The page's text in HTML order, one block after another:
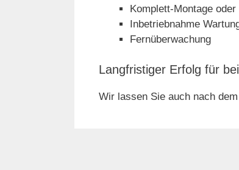
Komplett-Montage
Inbetriebnahme
Fernüberwachung
Langfristiger Erfolg für
Wir lassen Sie auch nach